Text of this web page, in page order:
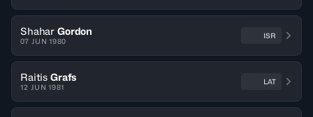
Shahar Gordon
07 JUN 1980
ISR
Raitis Grafs
12 JUN 1981
LAT